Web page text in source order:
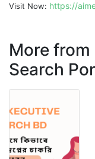
Visit Now: https://
More
Search